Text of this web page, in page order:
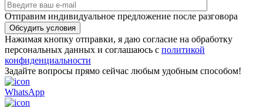
Отправим индивидуальное предложение после разговора
Обсудить условия
Нажимая кнопку отправки, я даю согласие на обработку
персональных данных и соглашаюсь с политикой
конфиденциальности
Задайте вопросы прямо сейчас любым удобным способом!
WhatsApp